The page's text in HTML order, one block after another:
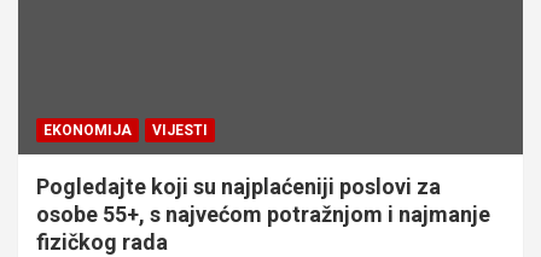
EKONOMIJA VIJESTI
Pogledajte koji su najplaćeniji poslovi za
osobe 55+, s najvećom potražnjom i najmanje
fizičkog rada